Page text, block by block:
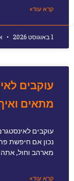
קרא עוד»
1 באוגוסט 2026
עוקבים
מתאים
עוקבים
נכון אם חיפשת
מארהב וחול, אתה
קרא עוד»